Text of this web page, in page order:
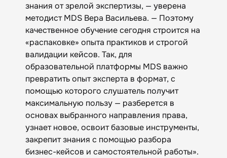
знания от зрелой экспертизы, — уверена
методист MDS Вера Васильева. — Поэтому
качественное обучение сегодня строится на
«распаковке» опыта практиков и строгой
валидации кейсов. Так, для
образовательной платформы MDS важно
превратить опыт эксперта в формат, с
помощью которого слушатель получит
максимальную пользу — разберется в
основах выбранного направления права,
узнает новое, освоит базовые инструменты,
закрепит знания с помощью разбора
бизнес-кейсов и самостоятельной работы».